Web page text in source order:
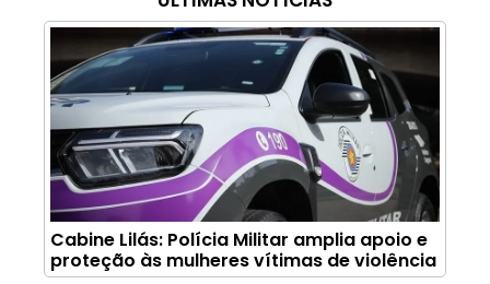
Cabine Lilás: Polícia Militar amplia apoio e
proteção às mulheres vítimas de violência